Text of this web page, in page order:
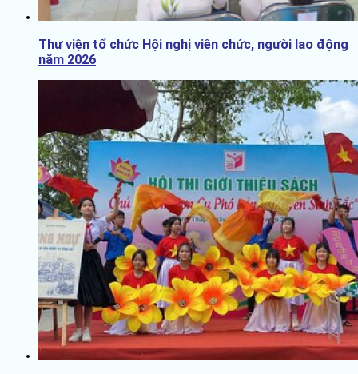
Thư viện tổ chức Hội nghị viên chức, người lao động
năm 2026